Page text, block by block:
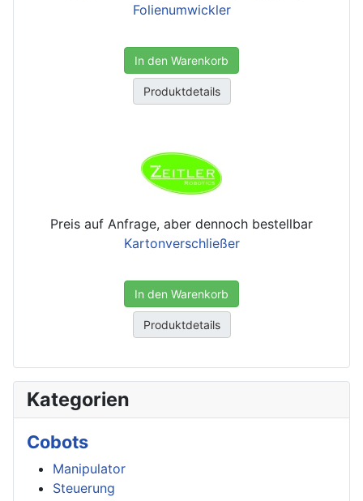
Kategorien
Cobots
Manipulator
Steuerung
Folienumwickler
In den Warenkorb
Produktdetails
Preis auf Anfrage, aber dennoch bestellbar
Kartonverschließer
In den Warenkorb
Produktdetails